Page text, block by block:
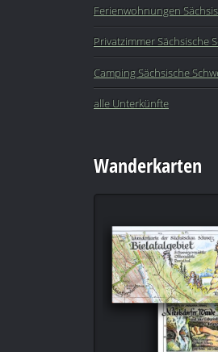
Ferienwohnungen
Privatzimmer Sächsische
Camping Sächsische
alle Unterkünfte
Wanderkarten